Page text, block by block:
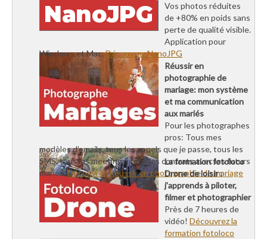
Vos photos réduites
de +80% en poids sans
perte de qualité visible.
Application pour
Windows et Mac.Découvrez NanoJPG
Réussir en
photographie de
mariage: mon système
et ma communication
aux mariés
Pour les photographes
pros: Tous mes
modèles d’emails, tous les appels que je passe, tous les
SMS, tous les meetings, tous les contrats avec les futurs
mariés.Découvrez Réussir en photographie de mariage
La formation fotoloco
Drone de loisir :
j’apprends à piloter,
filmer et photographier
Près de 7 heures de
vidéo! Découvrez la
formation fotoloco